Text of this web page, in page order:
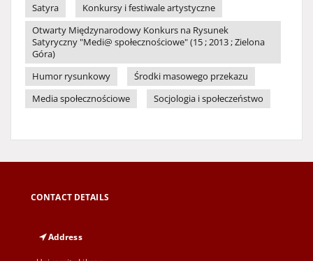
Satyra
Konkursy i festiwale artystyczne
Otwarty Międzynarodowy Konkurs na Rysunek
Satyryczny "Medi@ społecznościowe" (15 ; 2013 ; Zielona
Góra)
Humor rysunkowy
Środki masowego przekazu
Media społecznościowe
Socjologia i społeczeństwo
CONTACT DETAILS
Address